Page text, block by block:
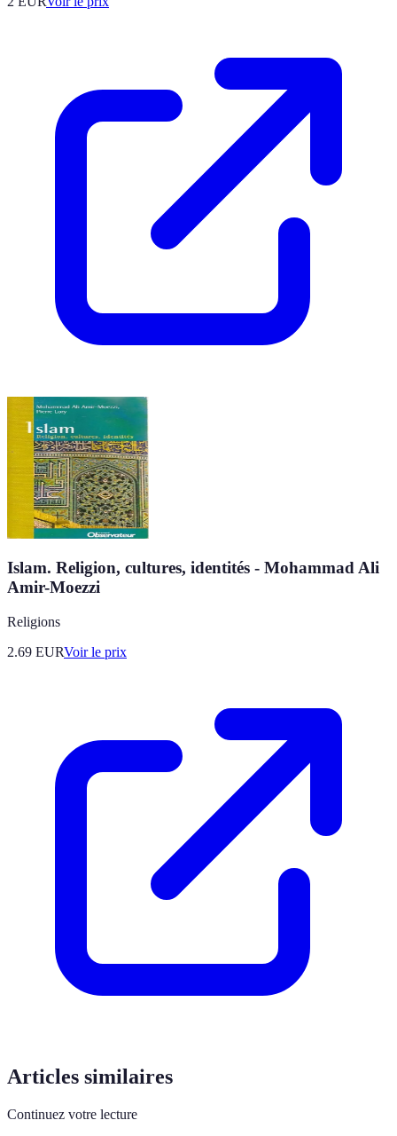
Islam. Religion, cultures, identités - Mohammad Ali
Amir-Moezzi
Religions
2.69 EURVoir le prix
Articles similaires
Continuez votre lecture